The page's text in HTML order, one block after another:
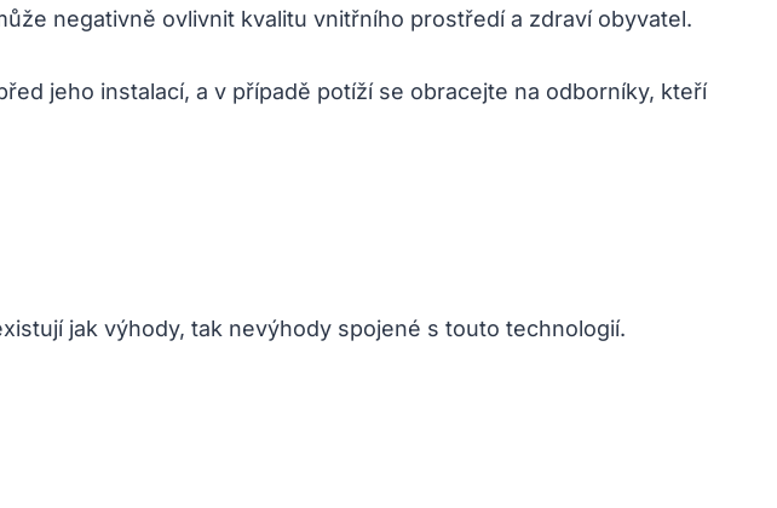
negativně ovlivnit kvalitu vnitřního prostředí a zdraví obyvatel.
jeho instalací, a v případě potíží se obracejte na odborníky, kteří
jak výhody, tak nevýhody spojené s touto technologií.